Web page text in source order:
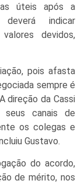
úteis após a
indicar
devidos,
pois afasta
sempre é
direção da Cassi
seus canais de
os colegas e
Gustavo.
do acordo,
de mérito, nos